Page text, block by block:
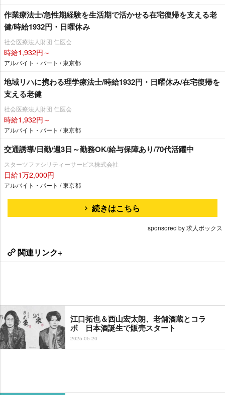
作業療法士/急性期経験を生活期で活かせる在宅復帰を支える老
健/時給1932円・日曜休み
社会医療法人財団 仁医会
時給1,932円～
アルバイト・パート / 東京都
地域リハに携わる理学療法士/時給1932円・日曜休み/在宅復帰を
支える老健
社会医療法人財団 仁医会
時給1,932円～
アルバイト・パート / 東京都
交通誘導/日勤/週3日～勤務OK/給与保障あり/70代活躍中
スターツファシリティーサービス株式会社
日給1万2,000円
アルバイト・パート / 東京都
続きはこちら
sponsored by 求人ボックス
関連リンク+
江口拓也＆西山宏太朗、老舗酒蔵とコラ
ボ 日本酒誕生で販売スタート
2025-05-20